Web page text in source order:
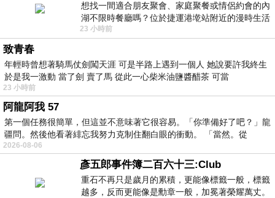
想找一間適合朋友聚會、家庭聚餐或情侶約會的內
湖不限時餐廳嗎？位於捷運港墘站附近的漫時生活
內湖店，從捷運站步行約4分鐘即可抵
23 小時前
致青春
年輕時曾想著騎馬仗劍闖天涯 可是半路上遇到一個人 她說要許我終生
於是我一激動 當了劍 賣了馬 從此一心柴米油鹽醬醋茶 可當
23 小時前
阿龍阿我 57
第一個任務很簡單，但這並不意味著它很容易。「你準備好了吧？」龍
疆問。然後他看著緋忘我努力克制住翻白眼的衝動。 「當然。從
2026-08-06
彥五郎事件簿二百六十三:Club
重石不再只是歲月的累積，更能像標籤一般，標籤
越多，反而更能像是勳章一般，加冕著榮耀萬丈。